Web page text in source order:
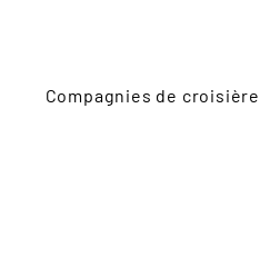
Compagnies de croisière